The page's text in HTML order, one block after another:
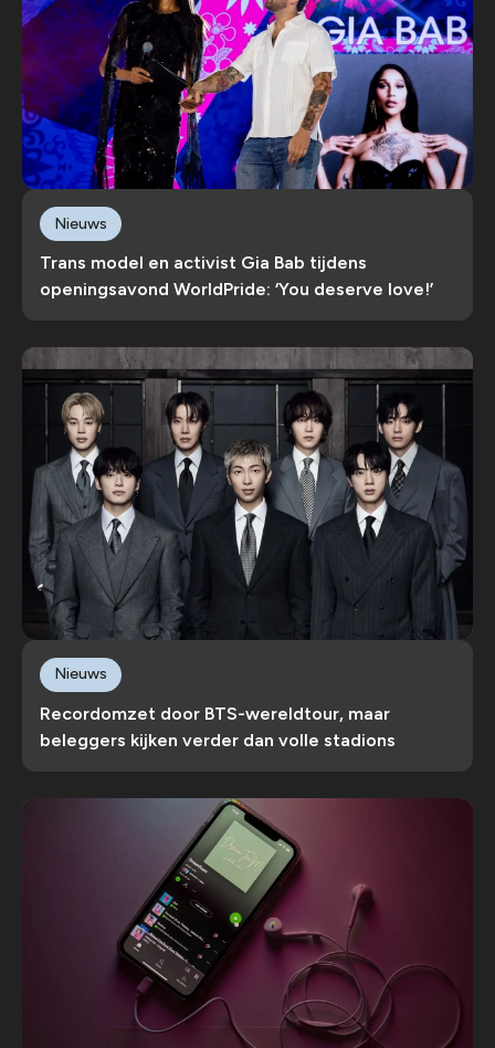
Trans model en activist Gia Bab tijdens
openingsavond WorldPride: ‘You deserve love!’
Nieuws
Recordomzet door BTS-wereldtour, maar
beleggers kijken verder dan volle stadions
Nieuws